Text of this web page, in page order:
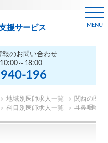
援サービス
報のお問い合わせ
～18:00
196
MENU
地域別医師求人一覧
関西の医師
科目別医師求人一覧 耳鼻咽喉科